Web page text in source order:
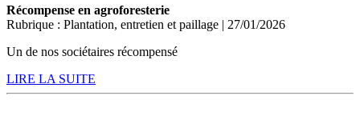
Récompense en agroforesterie
Rubrique : Plantation, entretien et paillage | 27/01/2026
Un de nos sociétaires récompensé
LIRE LA SUITE